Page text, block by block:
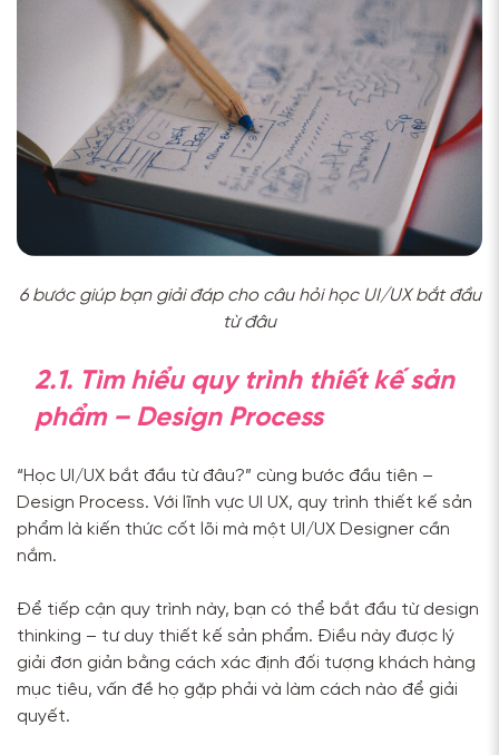
6 bước giúp bạn giải đáp cho câu hỏi học UI/UX bắt đầu
từ đâu
2.1. Tìm hiểu quy trình thiết kế sản
phẩm – Design Process
“Học UI/UX bắt đầu từ đâu?” cùng bước đầu tiên –
Design Process. Với lĩnh vực UI UX, quy trình thiết kế sản
phẩm là kiến thức cốt lõi mà một UI/UX Designer cần
nắm.
Để tiếp cận quy trình này, bạn có thể bắt đầu từ design
thinking – tư duy thiết kế sản phẩm. Điều này được lý
giải đơn giản bằng cách xác định đối tượng khách hàng
mục tiêu, vấn đề họ gặp phải và làm cách nào để giải
quyết.